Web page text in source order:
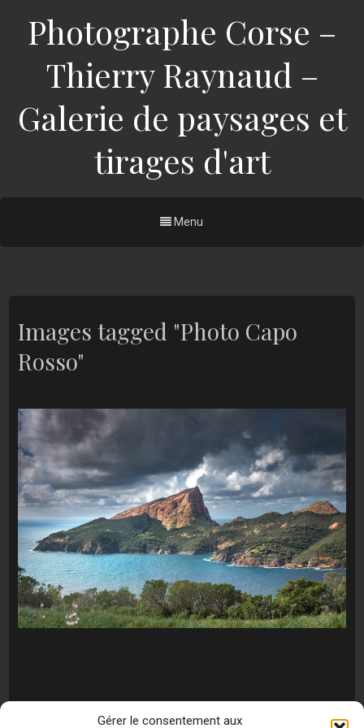
Gérer le consentement aux
Photographe Corse –
Thierry Raynaud –
Galerie de paysages et
tirages d'art
Menu
Images tagged "Photo Capo
Rosso"